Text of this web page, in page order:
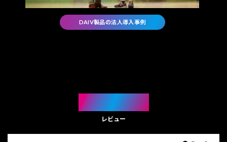
DAIV製品の法人導入事例
REVIEW
レビュー